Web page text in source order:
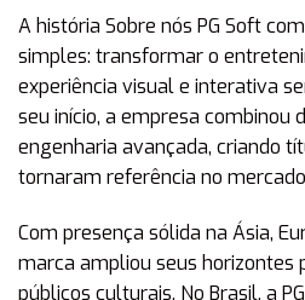
A história Sobre nós PG Soft
simples: transformar o
experiência visual e interativa
seu início, a empresa combinou
engenharia avançada, criando
tornaram referência no
Com presença sólida na Ásia,
marca ampliou seus horizontes
públicos culturais. No Brasil, a